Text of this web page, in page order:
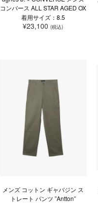
コンバース ALL STAR AGED OX
着用サイズ：8.5
¥23,100(税込)
メンズ コットン ギャバジン ス
トレート パンツ ”Antton”